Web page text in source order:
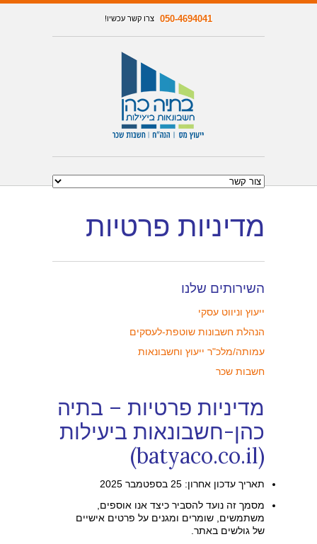
050-4694041 צרו קשר עכשיו!
מדיניות פרטיות
השירותים שלנו
ייעוץ וניווט עסקי
הנהלת חשבונות שוטפת-לעסקים
עמותה/מלכ"ר ייעוץ וחשבונאות
חשבות שכר
מדיניות פרטיות – בתיה
כהן-חשבונאות ביעילות
(batyaco.co.il)
תאריך עדכון אחרון: 25 בספטמבר 2025
מסמך זה נועד להסביר כיצד אנו אוספים,
משתמשים, שומרים ומגנים על פרטים אישיים
של גולשים באתר.